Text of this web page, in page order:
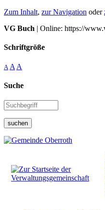
Zum Inhalt, zur Navigation oder
VG Buch | Online: https://
Schriftgröße
A A A
Suche
suchen